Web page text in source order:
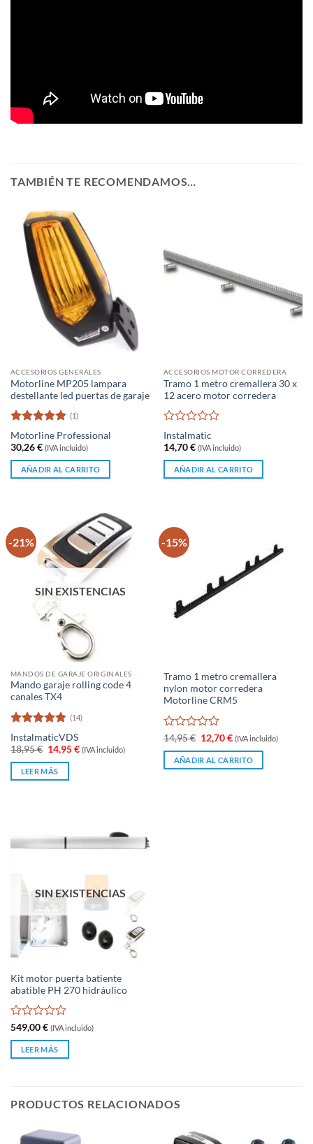
TAMBIÉN TE RECOMENDAMOS…
ACCESORIOS GENERALES
Motorline MP205 lampara
destellante led puertas de garaje
Valorado
con5 de 5
(1)
Motorline Professional
30,26€ (IVA incluido)
AÑADIR AL CARRITO
ACCESORIOS MOTOR CORREDERA
Tramo 1 metro cremallera 30 x
12 acero motor corredera
Valorado
con
0
5
Instalmatic
14,70€ (IVA incluido)
AÑADIR AL CARRITO
-21%
SIN EXISTENCIAS
MANDOS DE GARAJE ORIGINALES
Mando garaje rolling code 4
canales TX4
Valorado
con4.86
de 5
(14)
InstalmaticVDS
18,95€ El
precio
original
era:
14,95€El
precio
(IVA incluido)
LEER MÁS
-15%
Tramo 1 metro cremallera
nylon motor corredera
Motorline CRM5
Valorado
con
de
14,95€ El
precio
original
era:
12,70€El
precio
actual
es:
(IVA incluido)
AÑADIR AL CARRITO
SIN EXISTENCIAS
Kit motor puerta batiente
abatible PH 270 hidráulico
Valorado
con
de
549,00€ (IVA incluido)
LEER MÁS
PRODUCTOS RELACIONADOS